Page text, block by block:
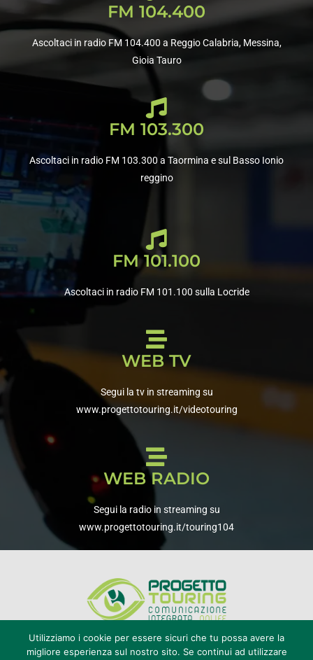
FM 104.400
Ascoltaci in radio FM 104.400 a Reggio Calabria, Messina,
Gioia Tauro
FM 103.300
Ascoltaci in radio FM 103.300 a Taormina e sul Basso Ionio
reggino
FM 101.100
Ascoltaci in radio FM 101.100 sulla Locride
WEB TV
Segui la tv in streaming su
www.progettotouring.it/videotouring
WEB RADIO
Segui la radio in streaming su
www.progettotouring.it/touring104
Utilizziamo i cookie per essere sicuri che tu possa avere la
migliore esperienza sul nostro sito. Se continui ad utilizzare